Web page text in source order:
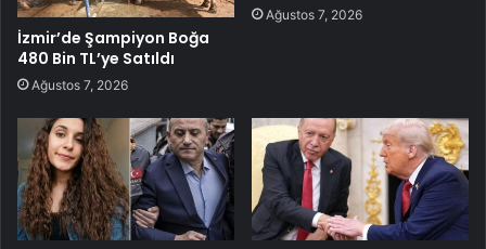
İzmir’de Şampiyon Boğa
480 Bin TL’ye Satıldı
Ağustos 7, 2026
Ağustos 7, 2026